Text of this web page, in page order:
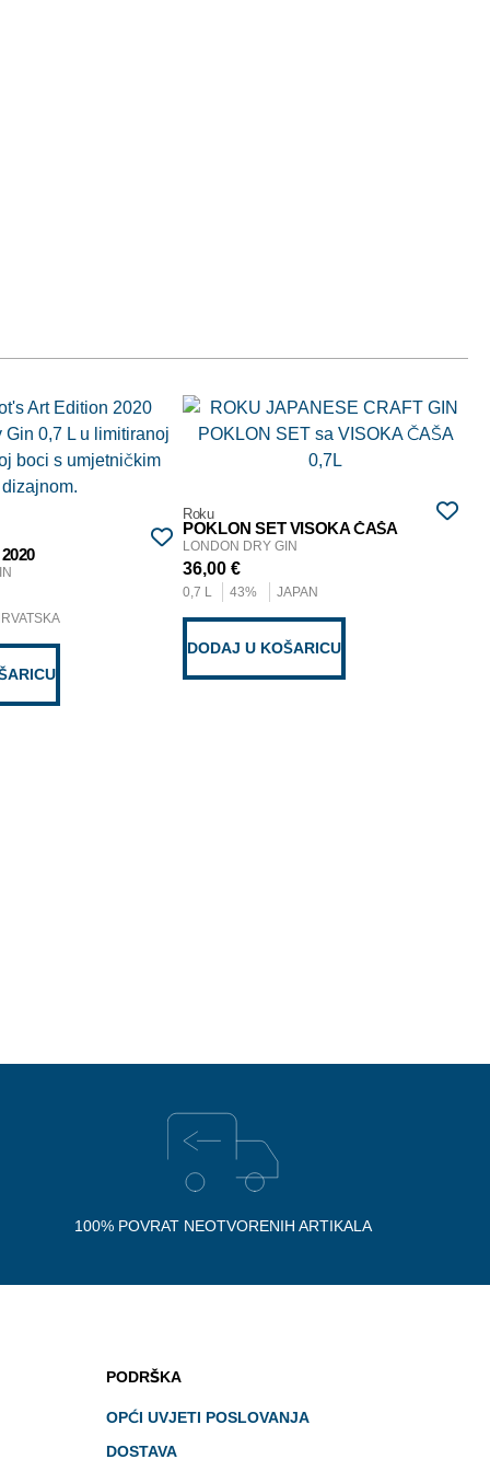
Roku
POKLON SET VISOKA ČAŠA
LONDON DRY GIN
36,00€
0,7 L 43% JAPAN
DODAJ U KOŠARICU
100% POVRAT NEOTVORENIH ARTIKALA
PODRŠKA
OPĆI UVJETI POSLOVANJA
DOSTAVA